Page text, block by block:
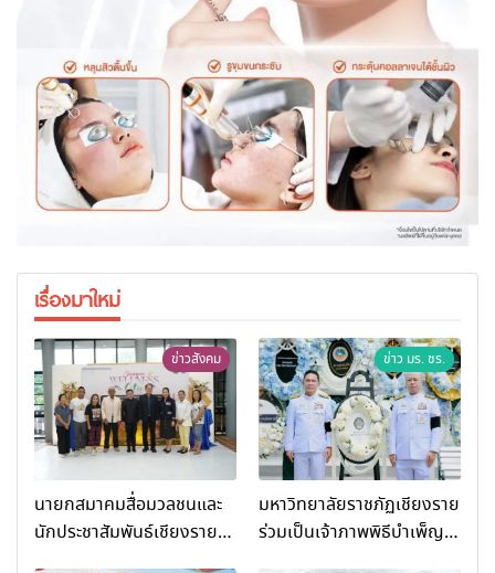
เรื่องมาใหม่
ข่าวสังคม
นายกสมาคมสื่อมวลชนและ
นักประชาสัมพันธ์เชียงราย
ข่าว มร. ชร.
มหาวิทยาลัยราชภัฏเชียงราย
ร่วมเป็นเจ้าภาพพิธีบำเพ็ญ